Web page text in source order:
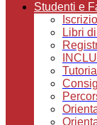
Studenti e
Libri